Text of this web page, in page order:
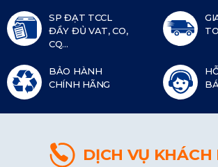
SP ĐẠT TCCL
ĐẦY ĐỦ VAT, CO,
CQ...
BẢO HÀNH
CHÍNH HÃNG
DỊCH VỤ KHÁCH